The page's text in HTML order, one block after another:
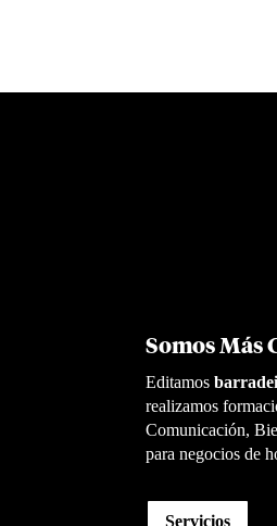
Somos Más
Editamos
realizamos
Comunicación,
para negocios de
Servicios